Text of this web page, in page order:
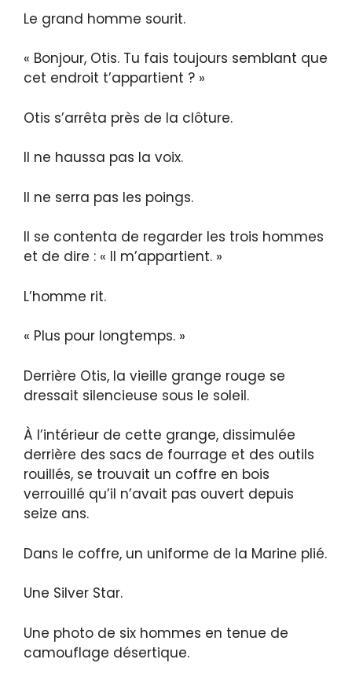
Le grand homme sourit.
« Bonjour, Otis. Tu fais toujours semblant que
cet endroit t’appartient ? »
Otis s’arrêta près de la clôture.
Il ne haussa pas la voix.
Il ne serra pas les poings.
Il se contenta de regarder les trois hommes
et de dire : « Il m’appartient. »
L’homme rit.
« Plus pour longtemps. »
Derrière Otis, la vieille grange rouge se
dressait silencieuse sous le soleil.
À l’intérieur de cette grange, dissimulée
derrière des sacs de fourrage et des outils
rouillés, se trouvait un coffre en bois
verrouillé qu’il n’avait pas ouvert depuis
seize ans.
Dans le coffre, un uniforme de la Marine plié.
Une Silver Star.
Une photo de six hommes en tenue de
camouflage désertique.